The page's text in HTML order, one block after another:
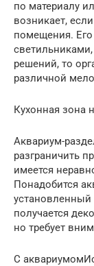
по материалу
возникает,
помещения.
решений, то
различной
Кухонная зона
Аквариум-
разграничить
имеется
Понадобится
установленный
получается
но требует
С